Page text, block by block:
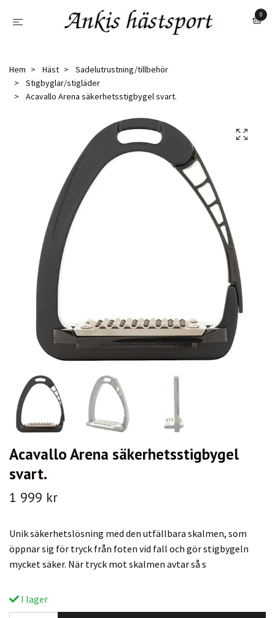
0
Hem Häst
Sadelutrustning/tillbehör
Stigbyglar/stigläder
Acavallo Arena säkerhetsstigbygel svart.
Acavallo Arena säkerhetsstigbygel
svart.
1 999 kr
Unik säkerhetslösning med den utfällbara skalmen, som
öppnar sig för tryck från foten vid fall och gör stigbygeln
mycket säker. När tryck mot skalmen avtar så s
I lager